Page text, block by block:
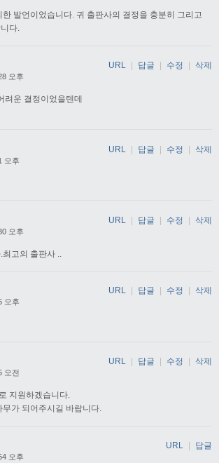
발언이었습니다. 귀 출판사의 결정을 충분히 그리고
다.
오후
려운 결정이었을텐데
URL 답글 수정 삭제
오후
URL | 답글 | 수정 | 삭제
오후
고의 출판사 ..
URL | 답글 | 수정 | 삭제
오후
URL 답글 수정 삭제
오전
지원하겠습니다.
가 되어주시길 바랍니다.
URL 답글 수정 삭제
오후
URL 답글